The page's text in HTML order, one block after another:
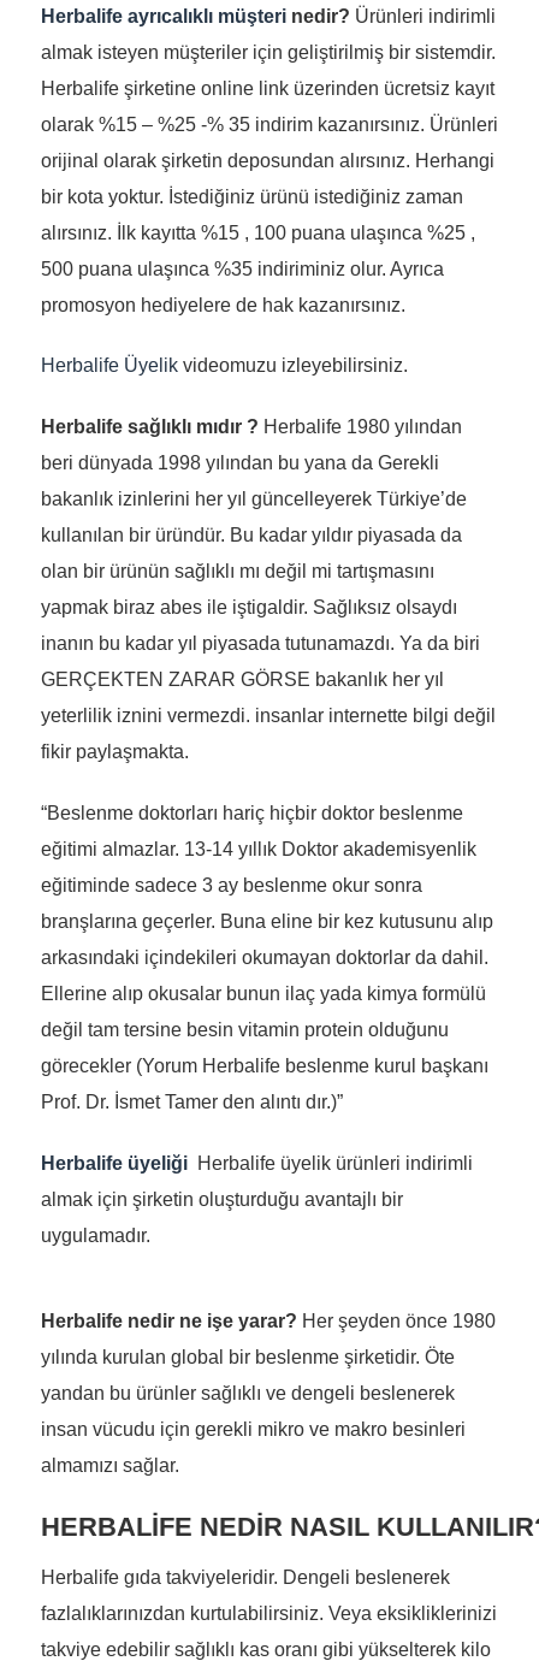
Herbalife ayrıcalıklı müşteri nedir? Ürünleri indirimli
almak isteyen müşteriler için geliştirilmiş bir sistemdir.
Herbalife şirketine online link üzerinden ücretsiz kayıt
olarak %15 – %25 -% 35 indirim kazanırsınız. Ürünleri
orijinal olarak şirketin deposundan alırsınız. Herhangi
bir kota yoktur. İstediğiniz ürünü istediğiniz zaman
alırsınız. İlk kayıtta %15 , 100 puana ulaşınca %25 ,
500 puana ulaşınca %35 indiriminiz olur. Ayrıca
promosyon hediyelere de hak kazanırsınız.
Herbalife Üyelik videomuzu izleyebilirsiniz.
Herbalife sağlıklı mıdır ? Herbalife 1980 yılından
beri dünyada 1998 yılından bu yana da Gerekli
bakanlık izinlerini her yıl güncelleyerek Türkiye’de
kullanılan bir üründür. Bu kadar yıldır piyasada da
olan bir ürünün sağlıklı mı değil mi tartışmasını
yapmak biraz abes ile iştigaldir. Sağlıksız olsaydı
inanın bu kadar yıl piyasada tutunamazdı. Ya da biri
GERÇEKTEN ZARAR GÖRSE bakanlık her yıl
yeterlilik iznini vermezdi. insanlar internette bilgi değil
fikir paylaşmakta.
“Beslenme doktorları hariç hiçbir doktor beslenme
eğitimi almazlar. 13-14 yıllık Doktor akademisyenlik
eğitiminde sadece 3 ay beslenme okur sonra
branşlarına geçerler. Buna eline bir kez kutusunu alıp
arkasındaki içindekileri okumayan doktorlar da dahil.
Ellerine alıp okusalar bunun ilaç yada kimya formülü
değil tam tersine besin vitamin protein olduğunu
görecekler (Yorum Herbalife beslenme kurul başkanı
Prof. Dr. İsmet Tamer den alıntı dır.)”
Herbalife üyeliği Herbalife üyelik ürünleri indirimli
almak için şirketin oluşturduğu avantajlı bir
uygulamadır.
Herbalife nedir ne işe yarar? Her şeyden önce 1980
yılında kurulan global bir beslenme şirketidir. Öte
yandan bu ürünler sağlıklı ve dengeli beslenerek
insan vücudu için gerekli mikro ve makro besinleri
almamızı sağlar.
HERBALİFE NEDİR NASIL
Herbalife gıda takviyeleridir. Dengeli beslenerek
fazlalıklarınızdan kurtulabilirsiniz. Veya eksikliklerinizi
takviye edebilir sağlıklı kas oranı gibi yükselterek kilo